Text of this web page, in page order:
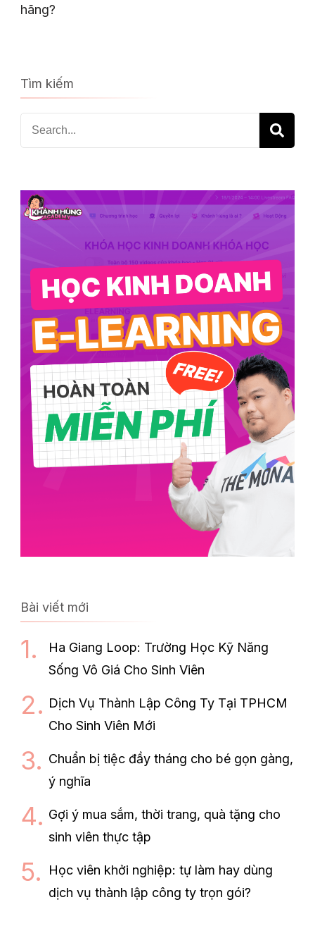
hãng?
Tìm kiếm
Search
for:
Bài viết mới
Ha Giang Loop: Trường Học Kỹ Năng
Sống Vô Giá Cho Sinh Viên
Dịch Vụ Thành Lập Công Ty Tại TPHCM
Cho Sinh Viên Mới
Chuẩn bị tiệc đầy tháng cho bé gọn gàng,
ý nghĩa
Gợi ý mua sắm, thời trang, quà tặng cho
sinh viên thực tập
Học viên khởi nghiệp: tự làm hay dùng
dịch vụ thành lập công ty trọn gói?